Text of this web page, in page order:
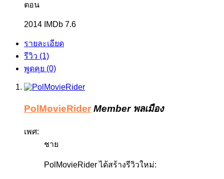
ตอน
2014 IMDb 7.6
รายละเอียด
รีวิว (1)
พูดคุย (0)
PolMovieRider Member พลเมือง
เพศ:
ชาย
PolMovieRider ได้สร้างรีวิวใหม่: